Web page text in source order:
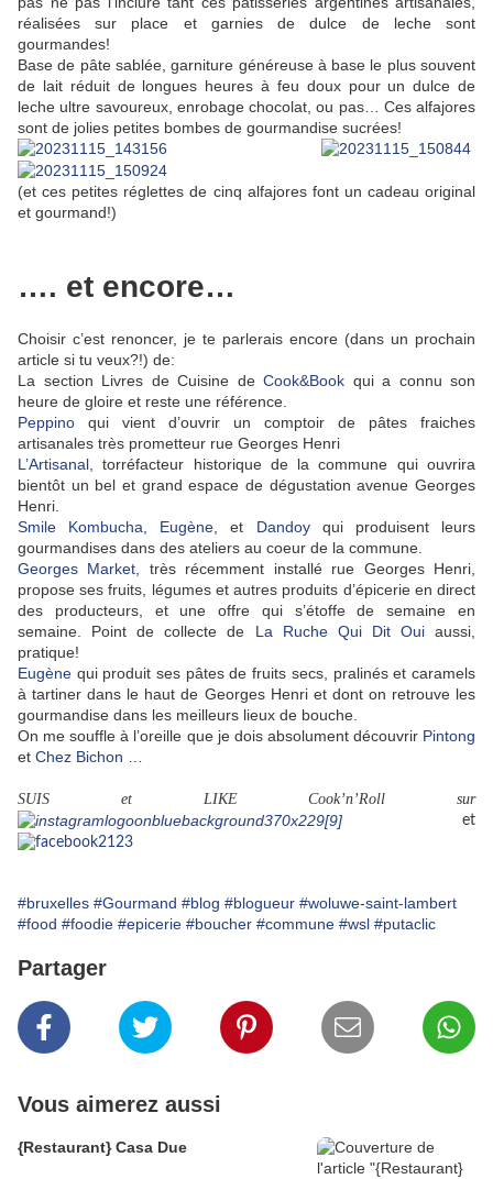
réalisées sur place et garnies de dulce de leche sont
gourmandes!
Base de pâte sablée, garniture généreuse à base le plus souvent
de lait réduit de longues heures à feu doux pour un dulce de
leche ultre savoureux, enrobage chocolat, ou pas… Ces alfajores
sont de jolies petites bombes de gourmandise sucrées!
(et ces petites réglettes de cinq alfajores font un cadeau original
et gourmand!)
…. et encore…
Choisir c’est renoncer, je te parlerais encore (dans un prochain
article si tu veux?!) de:
La section Livres de Cuisine de Cook&Book qui a connu son
heure de gloire et reste une référence.
Peppino qui vient d’ouvrir un comptoir de pâtes fraiches
artisanales très prometteur rue Georges Henri
L’Artisanal , torréfacteur historique de la commune qui ouvrira
bientôt un bel et grand espace de dégustation avenue Georges
Henri.
Smile Kombucha
Eugène , et Dandoyqui produisent leurs
gourmandises dans des ateliers au coeur de la commune.
Georges Market , très récemment installé rue Georges Henri,
propose ses fruits, légumes et autres produits d’épicerie en direct
des producteurs, et une offre qui s’étoffe de semaine en
semaine. Point de collecte de La Ruche Qui Dit Ouiaussi,
pratique!
Eugène qui produit ses pâtes de fruits secs, pralinés et caramels
à tartiner dans le haut de Georges Henri et dont on retrouve les
gourmandise dans les meilleurs lieux de bouche.
On me souffle à l’oreille que je dois absolument découvrir Pintong
et Chez Bichon
SUIS et LIKE Cook’n’Roll sur
et
#bruxelles #Gourmand #blog #blogueur #woluwe-saint-lambert
#food #foodie #epicerie #boucher #commune #wsl #putaclic
Partager
Vous aimerez aussi
{Restaurant} Casa Due